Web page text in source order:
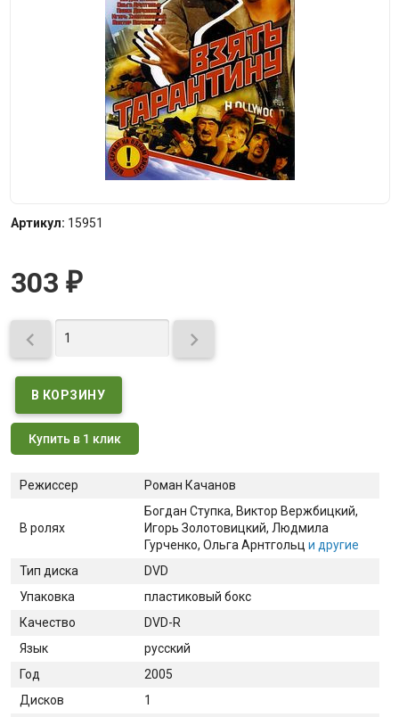
Артикул: 15951
303 ₽
 
Купить в 1 клик
Режиссер Роман Качанов
В ролях
Богдан Ступка, Виктор Вержбицкий,
Игорь Золотовицкий, Людмила
Гурченко, Ольга Арнтгольц и другие
Тип диска
DVD
Упаковка
пластиковый бокс
Качество
DVD-R
Язык
русский
Год
2005
Дисков
1